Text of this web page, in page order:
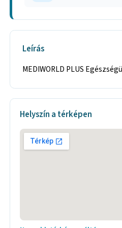
Leírás
MEDIWORLD PLUS
Helyszín a térképen